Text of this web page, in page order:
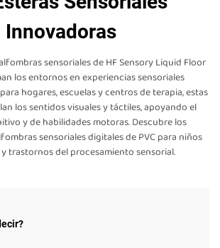
Innovadoras
sensoriales de HF Sensory Liquid Floor
los entornos en experiencias sensoriales
hogares, escuelas y centros de terapia, estas
los sentidos visuales y táctiles, apoyando el
y de habilidades motoras. Descubre los
sensoriales digitales de PVC para niños
trastornos del procesamiento sensorial.